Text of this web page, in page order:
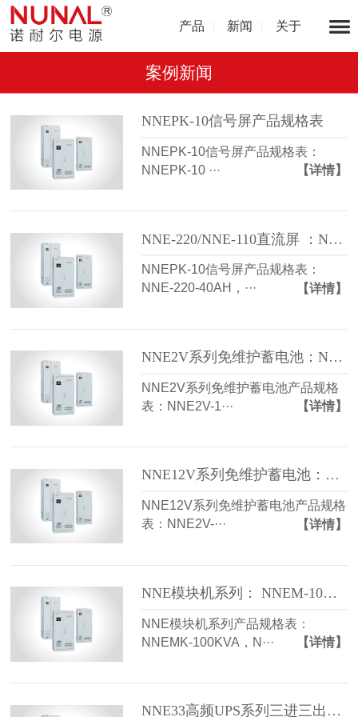
产品 新闻 关于
案例新闻
NNEPK-10信号屏产品规格表
NNEPK-10信号屏产品规格表：
NNEPK-10 ···
【详情】
NNE-220/NNE-110直流屏 ：NNE-110-40AH等
NNEPK-10信号屏产品规格表：
NNE-220-40AH，···
【详情】
NNE2V系列免维护蓄电池：NNE2V-100AH等
NNE2V系列免维护蓄电池产品规格
表：NNE2V-1···
【详情】
NNE12V系列免维护蓄电池：NNE12V-4.5AH等
NNE12V系列免维护蓄电池产品规格
表：NNE2V-···
【详情】
NNE模块机系列： NNEM-10KVA等
NNE模块机系列产品规格表：
NNEMK-100KVA，N···
【详情】
NNE33高频UPS系列三进三出：NNE33-10KVA等